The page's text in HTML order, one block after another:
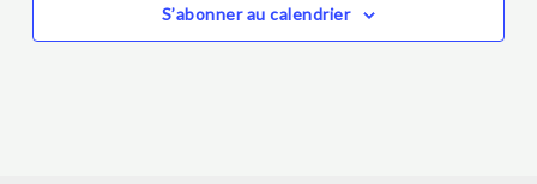
S’abonner au calendrier